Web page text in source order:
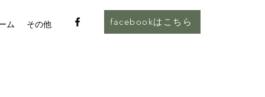
ム その他 facebookはこちら